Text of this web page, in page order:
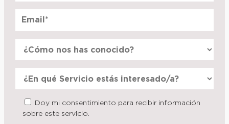
Doy mi consentimiento para recibir información
sobre este servicio.